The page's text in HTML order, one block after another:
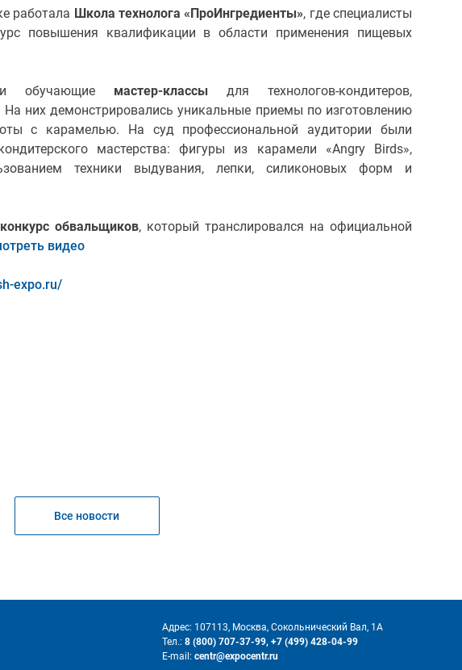
работала Школа технолога «ПроИнгредиенты», где специалисты
повышения квалификации в области применения пищевых
обучающие мастер-классы для технологов-кондитеров,
На них демонстрировались уникальные приемы по изготовлению
с карамелью. На суд профессиональной аудитории были
мастерства: фигуры из карамели «Angry Birds»,
техники выдувания, лепки, силиконовых форм и
обвальщиков, который транслировался на официальной
видео
expo.ru/
Все новости
Адрес: 107113, Москва, Сокольнический Вал, 1А
Тел.: 8 (800) 707-37-99, +7 (499) 428-04-99
E-mail: centr@expocentr.ru